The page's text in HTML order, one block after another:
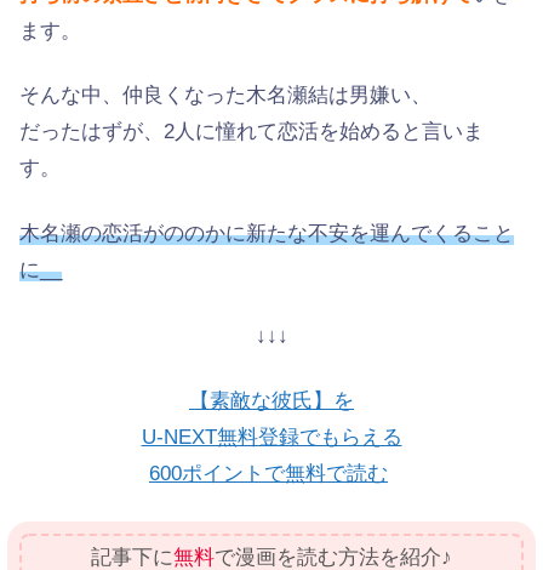
ます。
そんな中、仲良くなった木名瀬結は男嫌い、
だったはずが、2人に憧れて恋活を始めると言いま
す。
木名瀬の恋活がののかに新たな不安を運んでくること
に__
↓↓↓
【素敵な彼氏】を
U-NEXT無料登録でもらえる
600ポイントで無料で読む
記事下に無料で漫画を読む方法を紹介♪